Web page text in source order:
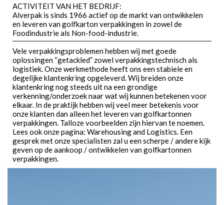
ACTIVITEIT VAN HET BEDRIJF:
Alverpak is sinds 1966 actief op de markt van ontwikkelen
en leveren van golfkarton verpakkingen in zowel de
Foodindustrie als Non-food-industrie.
Vele verpakkingsproblemen hebben wij met goede
oplossingen “getackled” zowel verpakkingstechnisch als
logistiek. Onze werkmethode heeft ons een stabiele en
degelijke klantenkring opgeleverd. Wij breiden onze
klantenkring nog steeds uit na een grondige
verkenning/onderzoek naar wat wij kunnen betekenen voor
elkaar. In de praktijk hebben wij veel meer betekenis voor
onze klanten dan alleen het leveren van golfkartonnen
verpakkingen. Talloze voorbeelden zijn hiervan te noemen.
Lees ook onze pagina: Warehousing and Logistics. Een
gesprek met onze specialisten zal u een scherpe / andere kijk
geven op de aankoop / ontwikkelen van golfkartonnen
verpakkingen.